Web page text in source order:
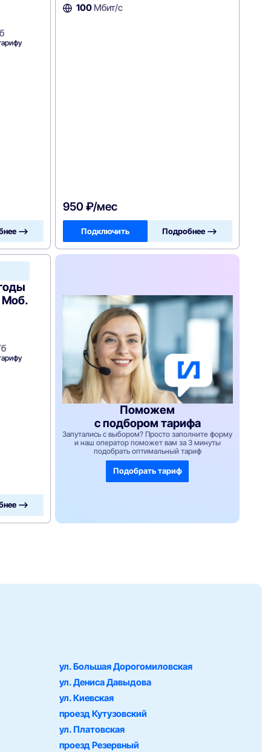
—>
100 Мбит/с
950 ₽/мес
Подключить Подробнее —>
Моб.
—>
Поможем
с подбором тарифа
Запутались с выбором? Просто заполните форму
и наш оператор поможет вам за 3 минуты
подобрать оптимальный тариф
Подобрать тариф
ул. Большая Дорогомиловская
ул. Дениса Давыдова
ул. Киевская
проезд Кутузовский
ул. Платовская
проезд Резервный